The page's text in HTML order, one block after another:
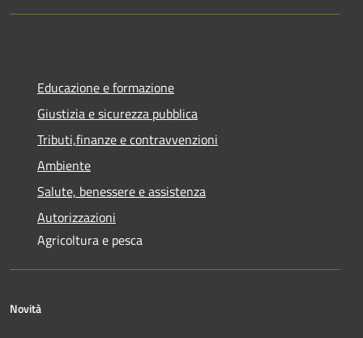
Educazione e formazione
Giustizia e sicurezza pubblica
Tributi,finanze e contravvenzioni
Ambiente
Salute, benessere e assistenza
Autorizzazioni
Agricoltura e pesca
Novità